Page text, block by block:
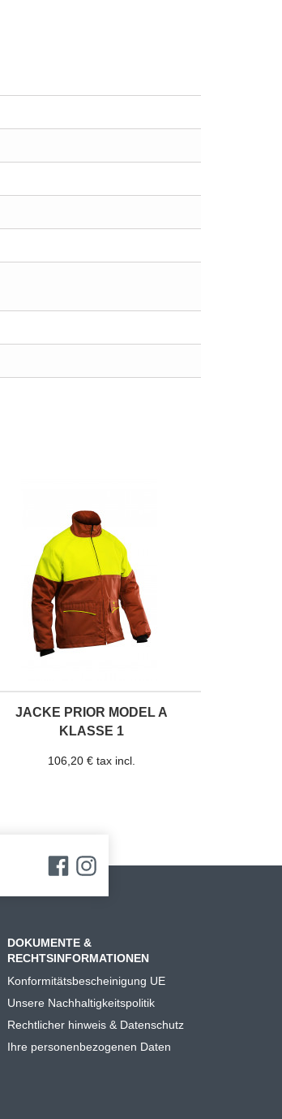
JACKE PRIOR MODEL A
KLASSE 1
106,20 € tax incl.
DOKUMENTE &
RECHTSINFORMATIONEN
Konformitätsbescheinigung UE
Unsere Nachhaltigkeitspolitik
Rechtlicher hinweis & Datenschutz
Ihre personenbezogenen Daten